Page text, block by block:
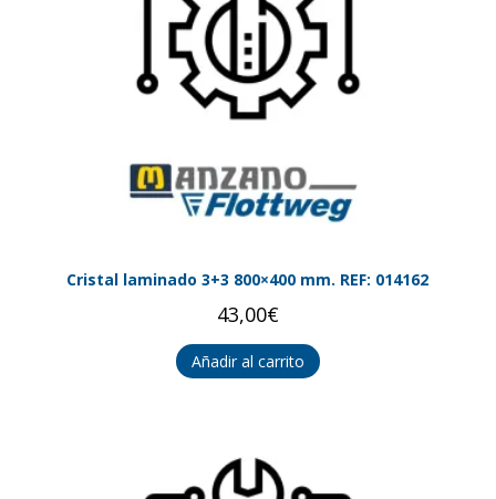
Cristal laminado 3+3 800×400 mm. REF: 014162
43,00€
Añadir al carrito